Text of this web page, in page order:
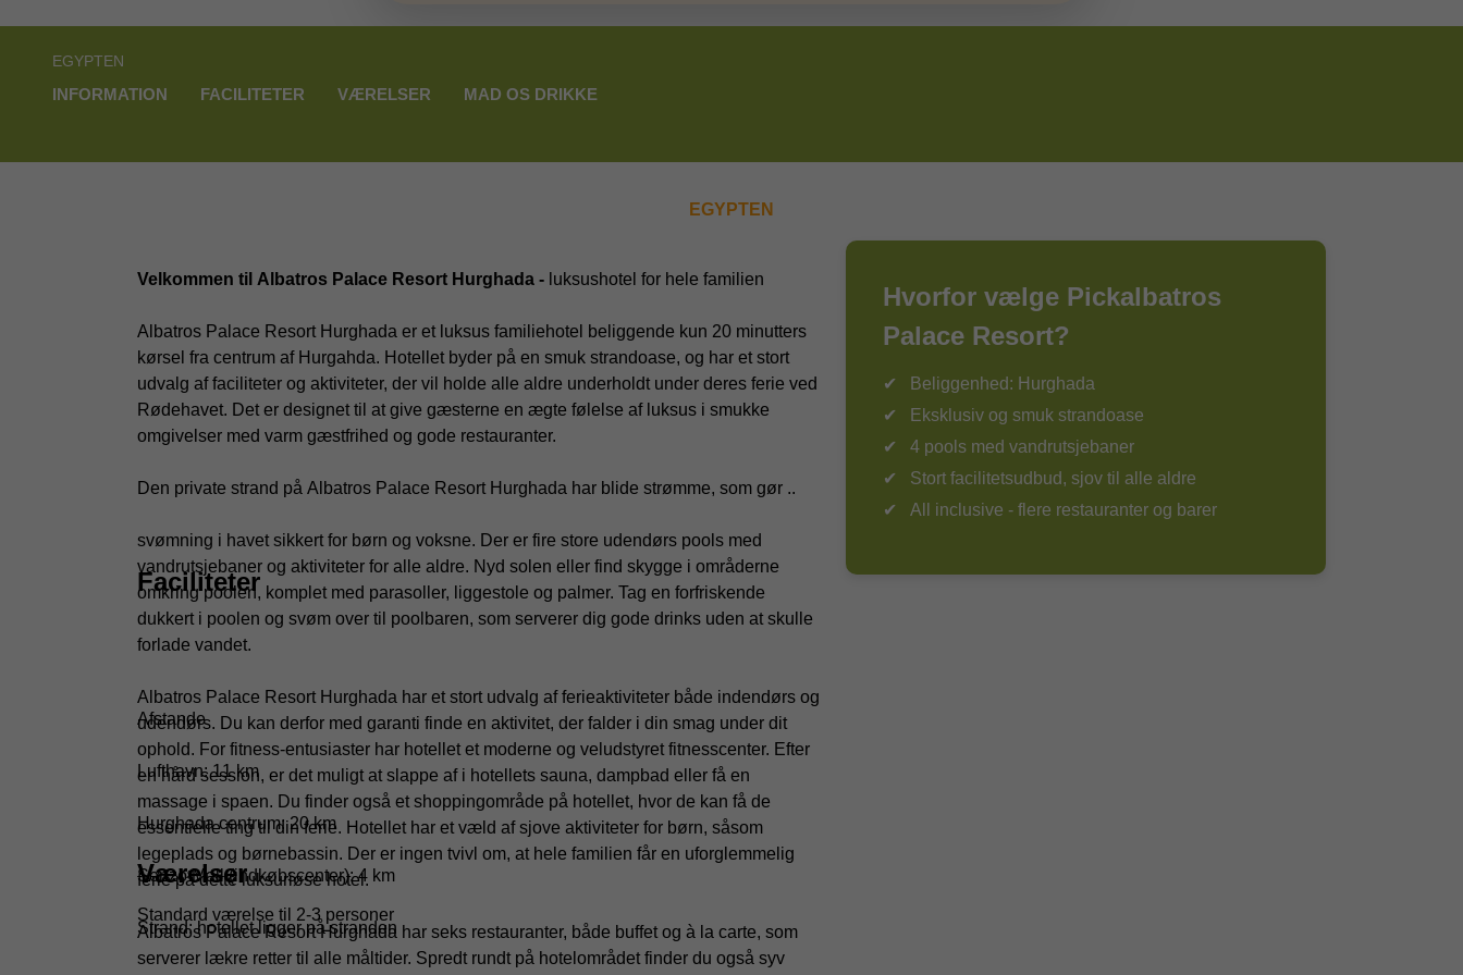
EGYPTEN
INFORMATION FACILITETER VÆRELSER MAD OS DRIKKE
EGYPTEN
Velkommen til Albatros Palace Resort Hurghada - luksushotel for hele familien
Albatros Palace Resort Hurghada er et luksus familiehotel beliggende kun 20 minutters
kørsel fra centrum af Hurgahda. Hotellet byder på en smuk strandoase, og har et stort
udvalg af faciliteter og aktiviteter, der vil holde alle aldre underholdt under deres ferie ved
Rødehavet. Det er designet til at give gæsterne en ægte følelse af luksus i smukke
omgivelser med varm gæstfrihed og gode restauranter.
Den private strand på Albatros Palace Resort Hurghada har blide strømme, som gør ..
svømning i havet sikkert for børn og voksne. Der er fire store udendørs pools med
vandrutsjebaner og aktiviteter for alle aldre. Nyd solen eller find skygge i områderne
omkring poolen, komplet med parasoller, liggestole og palmer. Tag en forfriskende
dukkert i poolen og svøm over til poolbaren, som serverer dig gode drinks uden at skulle
forlade vandet.
Albatros Palace Resort Hurghada har et stort udvalg af ferieaktiviteter både indendørs og
udendørs. Du kan derfor med garanti finde en aktivitet, der falder i din smag under dit
ophold. For fitness-entusiaster har hotellet et moderne og veludstyret fitnesscenter. Efter
en hård session, er det muligt at slappe af i hotellets sauna, dampbad eller få en
massage i spaen. Du finder også et shoppingområde på hotellet, hvor de kan få de
essentielle ting til din ferie. Hotellet har et væld af sjove aktiviteter for børn, såsom
legeplads og børnebassin. Der er ingen tvivl om, at hele familien får en uforglemmelig
ferie på dette luksuriøse hotel.
Albatros Palace Resort Hurghada har seks restauranter, både buffet og à la carte, som
serverer lækre retter til alle måltider. Spredt rundt på hotelområdet finder du også syv
Faciliteter
Afstande
Lufthavn: 11 km
Hurghada centrum: 20 km
Senzo Mall (indkøbscenter): 4 km
Strand: hotellet ligger på stranden
Værelser
Standard værelse til 2-3 personer
Hvorfor vælge Pickalbatros
Palace Resort?
Beliggenhed: Hurghada
Eksklusiv og smuk strandoase
4 pools med vandrutsjebaner
Stort facilitetsudbud, sjov til alle aldre
All inclusive - flere restauranter og barer